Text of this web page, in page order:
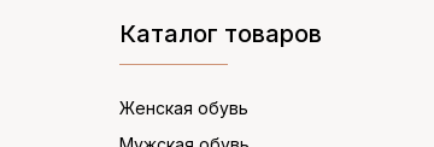
Каталог товаров
Женская обувь